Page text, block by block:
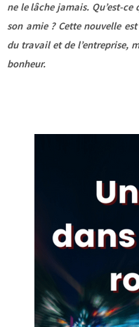
ne le lâche jamais. Qu’est-ce
son amie ? Cette nouvelle
du travail et de l’entreprise,
bonheur.